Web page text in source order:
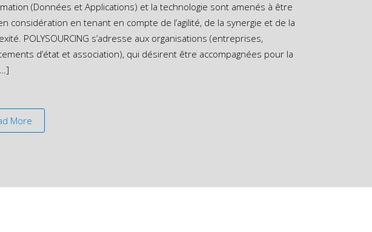
(Données et Applications) et la technologie sont amenés à être
considération en tenant en compte de l’agilité, de la synergie et de la
POLYSOURCING s’adresse aux organisations (entreprises,
d’état et association), qui désirent être accompagnées pour la
More